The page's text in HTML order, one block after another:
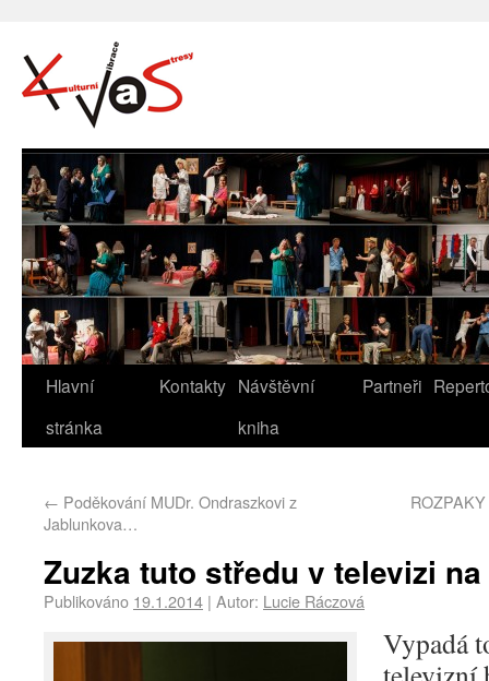
Hlavní
stránka
Kontakty Návštěvní
kniha
Partneři
← Poděkování MUDr. Ondraszkovi z
Jablunkova…
Zuzka tuto středu v televizi na
Publikováno 19.1.2014 | Autor: Lucie Ráczová
Vypadá